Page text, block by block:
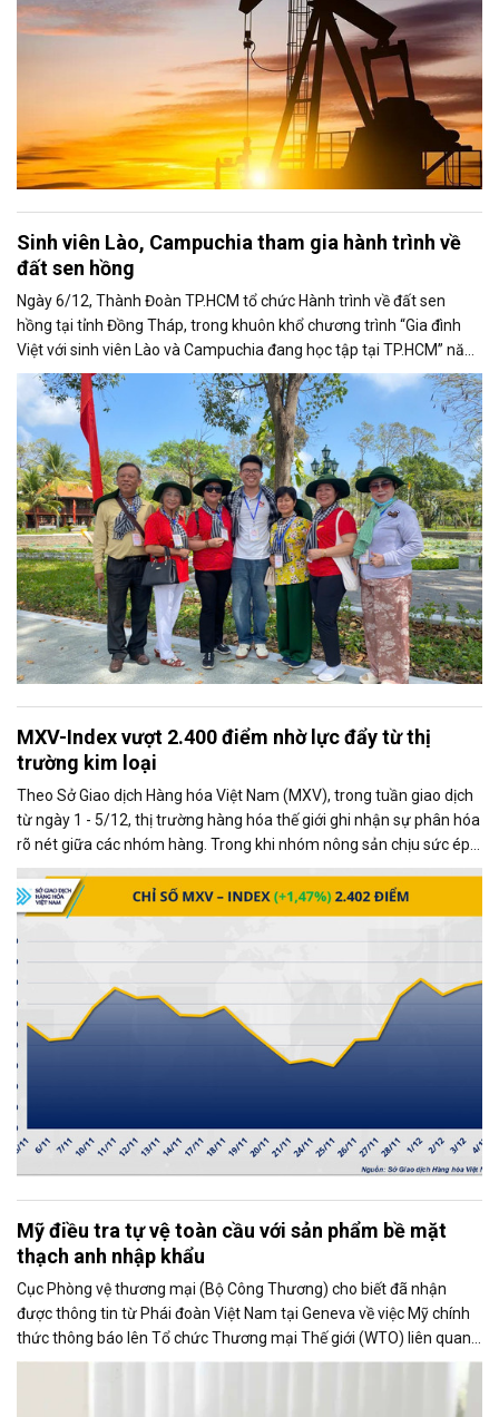
Sinh viên Lào, Campuchia tham gia hành trình về
đất sen hồng
Ngày 6/12, Thành Đoàn TP.HCM tổ chức Hành trình về đất sen
hồng tại tỉnh Đồng Tháp, trong khuôn khổ chương trình “Gia đình
Việt với sinh viên Lào và Campuchia đang học tập tại TP.HCM” năm
2025.
MXV-Index vượt 2.400 điểm nhờ lực đẩy từ thị
trường kim loại
Theo Sở Giao dịch Hàng hóa Việt Nam (MXV), trong tuần giao dịch
từ ngày 1 - 5/12, thị trường hàng hóa thế giới ghi nhận sự phân hóa
rõ nét giữa các nhóm hàng. Trong khi nhóm nông sản chịu sức ép
từ những diễn biến mới trong quan hệ thương mại Mỹ - Trung, thị
trường kim loại lại giao dịch khởi sắc, trở thành động lực chính kéo
chỉ số MXV-Index tăng mạnh.
Mỹ điều tra tự vệ toàn cầu với sản phẩm bề mặt
thạch anh nhập khẩu
Cục Phòng vệ thương mại (Bộ Công Thương) cho biết đã nhận
được thông tin từ Phái đoàn Việt Nam tại Geneva về việc Mỹ chính
thức thông báo lên Tổ chức Thương mại Thế giới (WTO) liên quan
đến việc Ủy ban Thương mại Quốc tế Mỹ (USITC) khởi xướng điều
tra tự vệ toàn cầu đối với sản phẩm bề mặt thạch anh nhập khẩu